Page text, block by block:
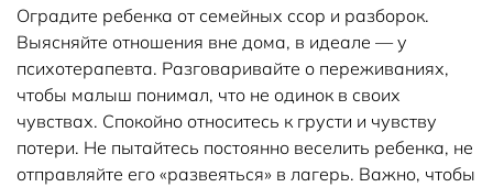
Оградите ребенка от семейных ссор и разборок.
Выясняйте отношения вне дома, в идеале — у
психотерапевта. Разговаривайте о переживаниях,
чтобы малыш понимал, что не одинок в своих
чувствах. Спокойно относитесь к грусти и чувству
потери. Не пытайтесь постоянно веселить ребенка, не
отправляйте его «развеяться» в лагерь. Важно, чтобы